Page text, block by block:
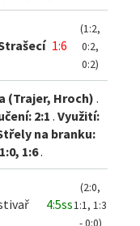
1:6
(1:2,
0:2,
0:2)
(Trajer, Hroch).
2:1. Využití:
na branku:
1:6.
4:5ss
(2:0,
1:1, 1:3
- 0:0)